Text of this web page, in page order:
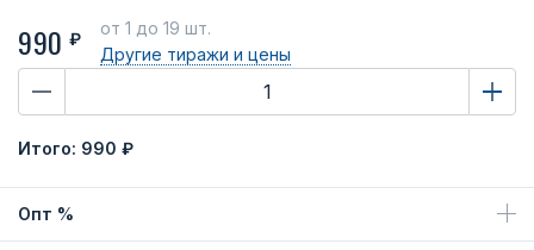
990 ₽
от 1 до 19 шт.
Другие тиражии цены
Итого: 990 ₽
Опт %